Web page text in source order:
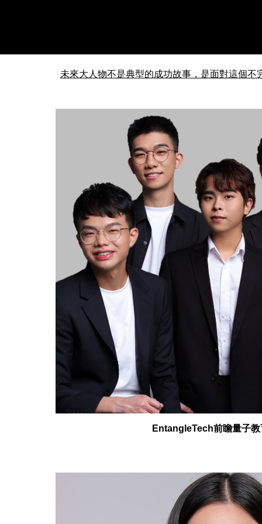
未來大人物不是典型的成功故事，是面對這個
EntangleTech前瞻量子教